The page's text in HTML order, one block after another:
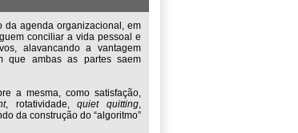
da agenda organizacional, em
conciliar a vida pessoal e
alavancando a vantagem
que ambas as partes saem
a mesma, como satisfação,
, rotatividade,quiet quitting,
da construção do “algoritmo”